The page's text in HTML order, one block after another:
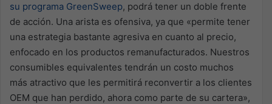
su programa GreenSweep, podrá tener un doble frente
de acción. Una arista es ofensiva, ya que «permite tener
una estrategia bastante agresiva en cuanto al precio,
enfocado en los productos remanufacturados. Nuestros
consumibles equivalentes tendrán un costo muchos
más atractivo que les permitirá reconvertir a los clientes
OEM que han perdido, ahora como parte de su cartera»,